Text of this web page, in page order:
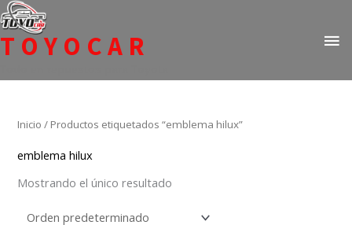
Ir
al
contenido
TOYOCAR
Inicio / Productos etiquetados “emblema hilux”
emblema hilux
Mostrando el único resultado